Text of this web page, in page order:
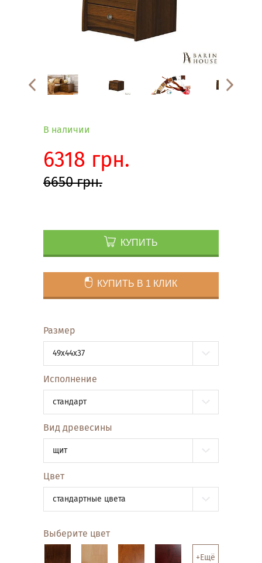
В наличии
6318 грн.
6650 грн.
КУПИТЬ
КУПИТЬ В 1 КЛИК
Размер
49x44x37
Исполнение
стандарт
Вид древесины
щит
Цвет
стандартные цвета
Выберите цвет
+Ещё